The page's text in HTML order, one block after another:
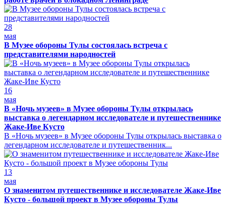
28
мая
В Музее обороны Тулы состоялась встреча с
представителями народностей
16
мая
В «Ночь музеев» в Музее обороны Тулы открылась
выставка о легендарном исследователе и путешественнике
Жаке-Иве Кусто
В «Ночь музеев» в Музее обороны Тулы открылась выставка о
легендарном исследователе и путешественник...
13
мая
О знаменитом путешественнике и исследователе Жаке-Иве
Кусто - большой проект в Музее обороны Тулы